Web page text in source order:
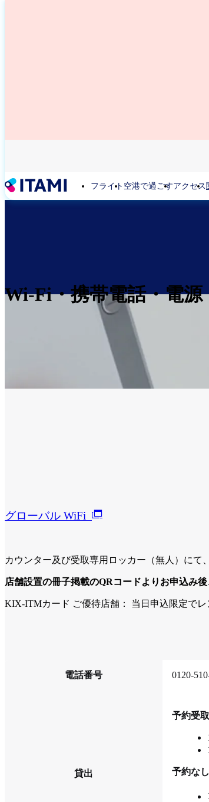
フライト 空港で過ごすアクセス
Wi-Fi・携帯電話・電源
グローバル WiFi
カウンター及び受取専用ロッカー（無人）にて
店舗設置の冊子掲載のQRコードよりお申込み
KIX-ITMカード ご優待店舗： 当日申込限定でレ
電話番号 0120-
貸出
予約受取
予約な